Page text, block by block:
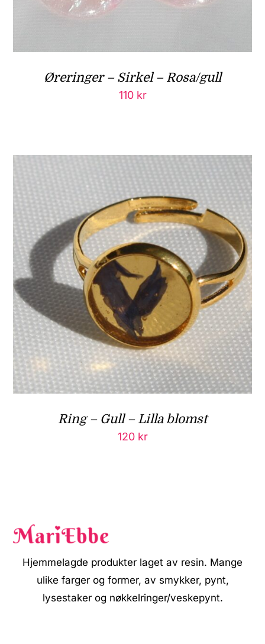
Øreringer – Sirkel – Rosa/gull
110 kr
Ring – Gull – Lilla blomst
120 kr
Hjemmelagde produkter laget av resin. Mange
ulike farger og former, av smykker, pynt,
lysestaker og nøkkelringer/veskepynt.